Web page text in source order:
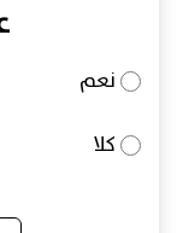
نعم
كلا